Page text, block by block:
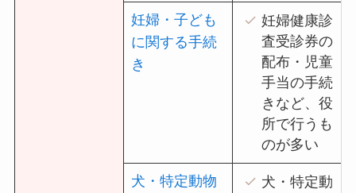
妊婦・子ども
に関する手続
き
妊婦健康診
査受診券の
配布・児童
手当の手続
きなど、役
所で行うも
のが多い
犬・特定動物
犬・特定動